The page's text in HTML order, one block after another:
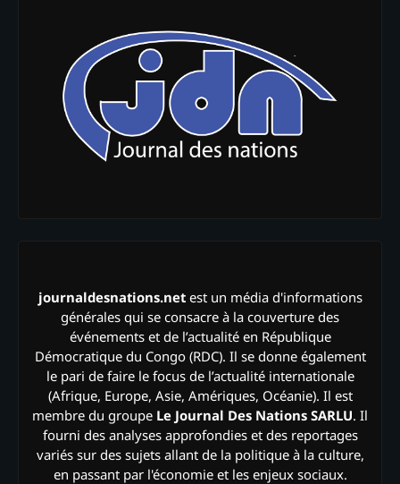
journaldesnations.netest un média d'informations
générales qui se consacre à la couverture des
événements et de l’actualité en République
Démocratique du Congo (RDC). Il se donne également
le pari de faire le focus de l’actualité internationale
(Afrique, Europe, Asie, Amériques, Océanie). Il est
membre du groupe Le Journal Des Nations SARLU. Il
fourni des analyses approfondies et des reportages
variés sur des sujets allant de la politique à la culture,
en passant par l'économie et les enjeux sociaux.